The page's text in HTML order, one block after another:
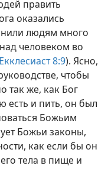
править
оказались
людям много
человеком во
Екклесиаст 8:9). Ясно,
чтобы
так же, как Бог
есть и пить, он был
Божьим
Божьи законы,
как если бы он
тела в пище и